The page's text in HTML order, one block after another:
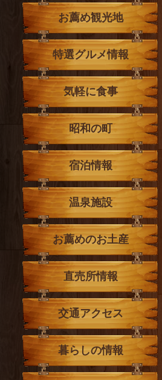
お薦め観光地
特選グルメ情報
気軽に食事
昭和の町
宿泊情報
温泉施設
お薦めのお土産
直売所情報
交通アクセス
暮らしの情報